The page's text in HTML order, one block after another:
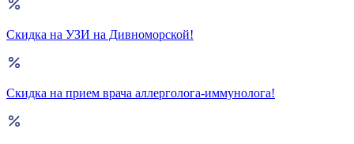
Скидка на УЗИ на Дивноморской!
Скидка на прием врача аллерголога-иммунолога!